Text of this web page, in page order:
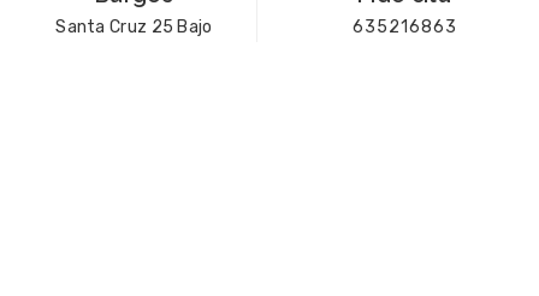
Santa Cruz 25 Bajo 635216863